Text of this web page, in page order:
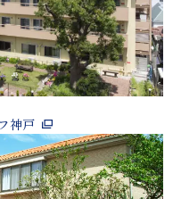
神戸